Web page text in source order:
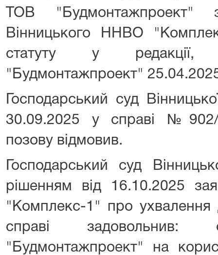
ТОВ "Будмонтажпроект"
Вінницького ННВО
статуту у редакції,
"Будмонтажпроект"
Господарський суд
30.09.2025 у справі №902/
позову відмовив.
Господарський суд
рішенням від 16.10.2025
"Комплекс-1" про ухвалення
справі
"Будмонтажпроект" на